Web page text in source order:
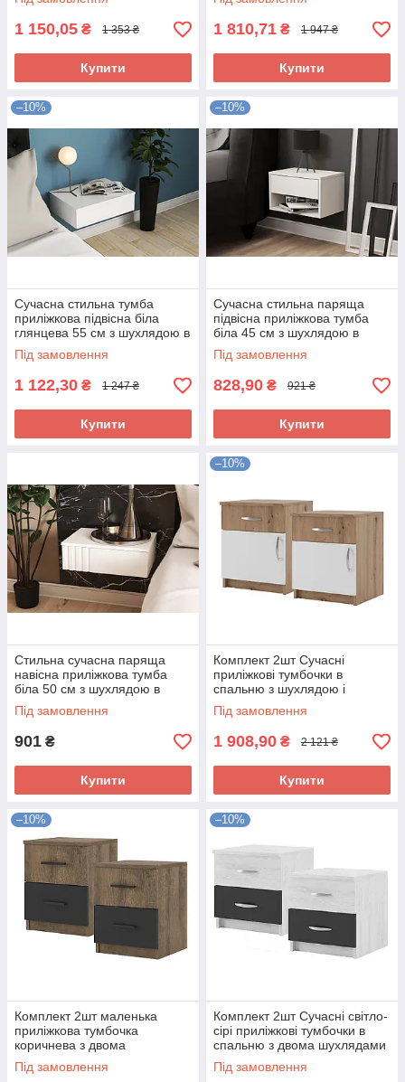
1 150,05 ₴ 1 353 ₴
Купити
спальню Хюге-4
1 810,71 ₴ 1 947 ₴
Купити
–10%
Сучасна стильна тумба
приліжкова підвісна біла
глянцева 55 см з шухлядою в
спальню Тая Світ Меблів
Під замовлення
1 122,30 ₴ 1 247 ₴
Купити
–10%
Сучасна стильна паряща
підвісна приліжкова тумба
біла 45 см з шухлядою в
спальню Міла Світ Меблів
Під замовлення
828,90 ₴ 921 ₴
Купити
Стильна сучасна паряща
навісна приліжкова тумба
біла 50 см з шухлядою в
спальню Ліна Світ Меблів
Під замовлення
901 ₴
Купити
–10%
Комплект 2шт Сучасні
приліжкові тумбочки в
спальню з шухлядою і
дверцятами Ким Світ Меблів
дуб артизан
Під замовлення
1 908,90 ₴ 2 121 ₴
Купити
–10%
Комплект 2шт маленька
приліжкова тумбочка
коричнева з двома
шухлядами 40 см у спальню
Лотос Світ Меблів
Під замовлення
–10%
Комплект 2шт Сучасні світло-
сірі приліжкові тумбочки в
спальню з двома шухлядами
Соня Світ Меблів
Під замовлення